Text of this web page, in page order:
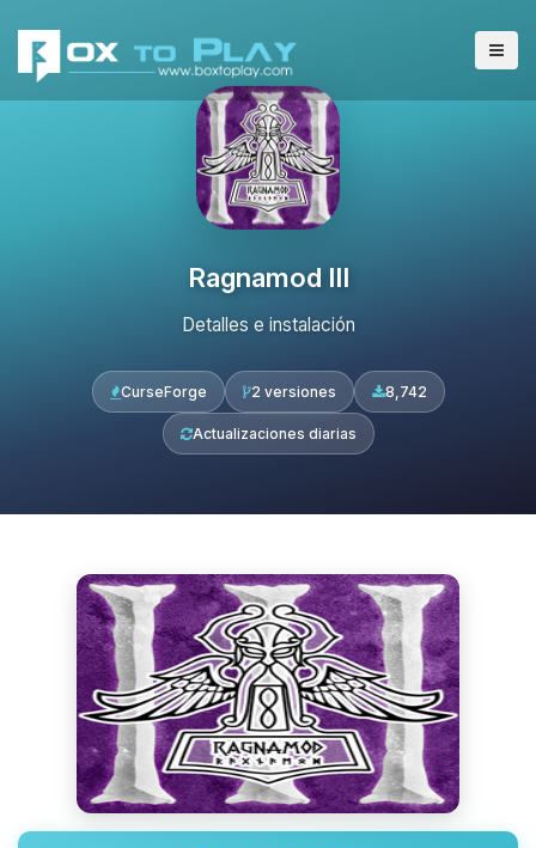
Ragnamod III
Detalles e instalación
CurseForge 2 versiones 8,742
Actualizaciones diarias